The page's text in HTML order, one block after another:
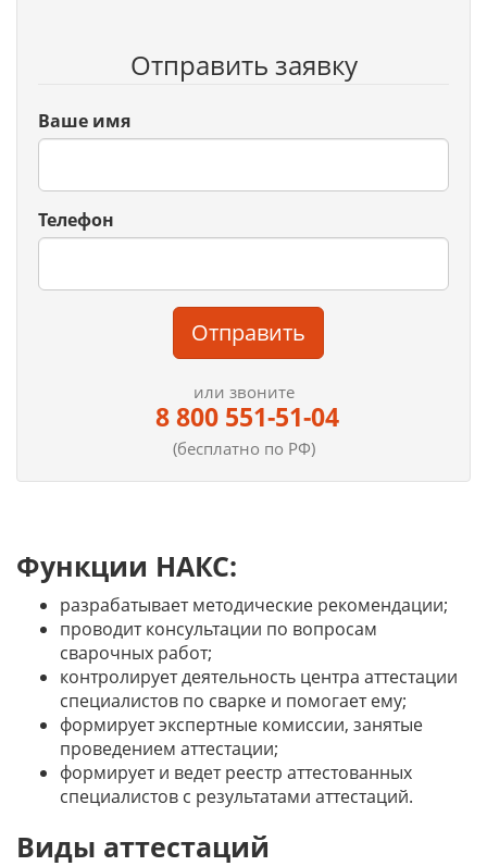
Отправить заявку
Ваше имя
Телефон
Отправить
или звоните
8 800 551-51-04
(бесплатно по РФ)
Функции НАКС:
разрабатывает методические рекомендации;
проводит консультации по вопросам
сварочных работ;
контролирует деятельность центра аттестации
специалистов по сварке и помогает ему;
формирует экспертные комиссии, занятые
проведением аттестации;
формирует и ведет реестр аттестованных
специалистов с результатами аттестаций.
Виды аттестаций